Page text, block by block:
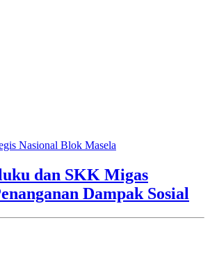
Nasional Blok Masela
dan SKK Migas
Dampak Sosial